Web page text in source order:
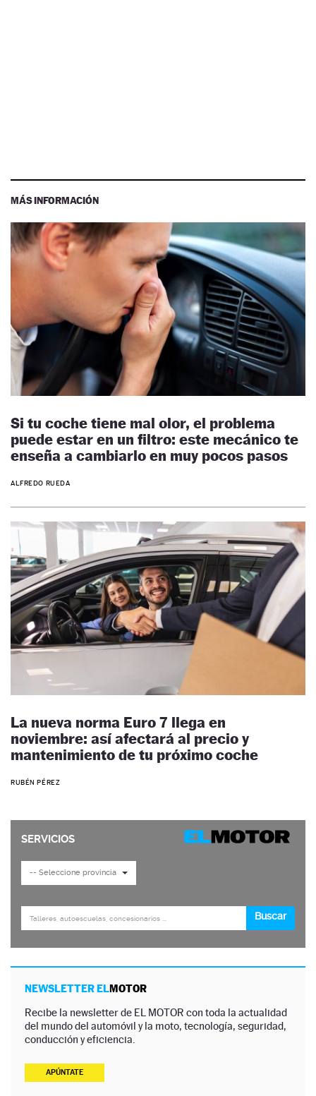
MÁS INFORMACIÓN
Si tu coche tiene mal olor, el problema
puede estar en un filtro: este mecánico te
enseña a cambiarlo en muy pocos pasos
ALFREDO RUEDA
La nueva norma Euro 7 llega en
noviembre: así afectará al precio y
mantenimiento de tu próximo coche
RUBÉN PÉREZ
NEWSLETTER ELMOTOR
Recibe la newsletter de EL MOTOR con toda la actualidad
del mundo del automóvil y la moto, tecnología, seguridad,
conducción y eficiencia.
APÚNTATE